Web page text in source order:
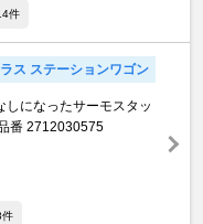
件
ス ステーションワゴン
になったサーモスタッ
番 2712030575
件